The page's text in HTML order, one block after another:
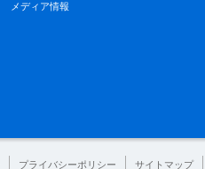
メディア情報
プライバシーポリシー サイトマップ